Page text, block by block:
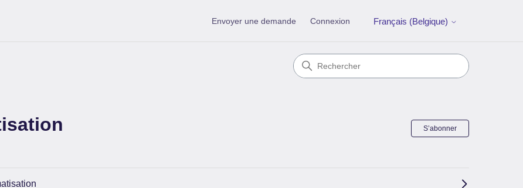
Envoyer une demande Connexion Français (Belgique)
S’abonner